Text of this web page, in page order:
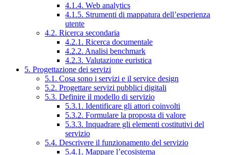
4.1.4. Web analytics
4.1.5. Strumenti di mappatura dell’esperienza
utente
4.2. Ricerca secondaria
4.2.1. Ricerca documentale
4.2.2. Analisi benchmark
4.2.3. Valutazione euristica
5. Progettazione dei servizi
5.1. Cosa sono i servizi e il service design
5.2. Progettare servizi pubblici digitali
5.3. Definire il modello di servizio
5.3.1. Identificare gli attori coinvolti
5.3.2. Formulare la proposta di valore
5.3.3. Inquadrare gli elementi costitutivi del
servizio
5.4. Descrivere il funzionamento del servizio
5.4.1. Mappare l’ecosistema